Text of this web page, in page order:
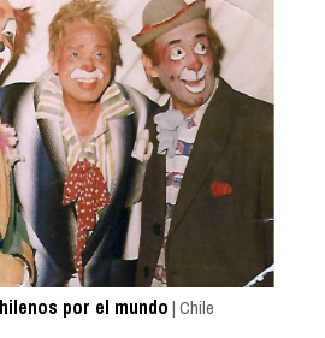
por el mundo| Chile